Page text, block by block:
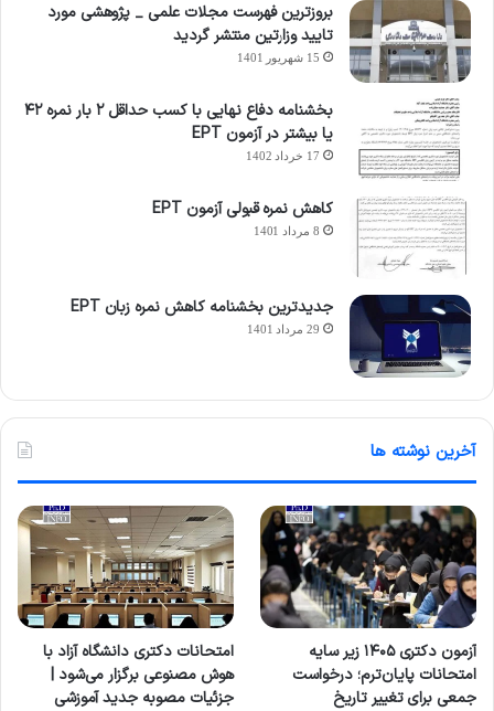
بروزترین فهرست مجلات علمی _ پژوهشی مورد
تایید وزارتین منتشر گردید
15 شهریور 1401
بخشنامه دفاع نهایی با کسب حداقل ۲ بار نمره ۴۲
یا بیشتر در آزمون EPT
17 خرداد 1402
کاهش نمره قبولی آزمون EPT
8 مرداد 1401
جدیدترین بخشنامه کاهش نمره زبان EPT
29 مرداد 1401
آخرین نوشته ها
آزمون دکتری ۱۴۰۵ زیر سایه
امتحانات پایان‌ترم؛ درخواست
جمعی برای تغییر تاریخ
امتحانات دکتری دانشگاه آزاد با
هوش مصنوعی برگزار می‌شود |
جزئیات مصوبه جدید آموزشی